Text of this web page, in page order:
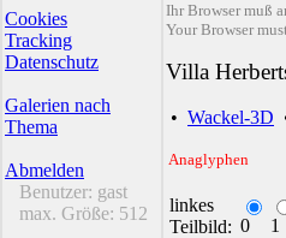
Cookies
Tracking
Datenschutz
Galerien nach
Thema
Abmelden
Benutzer: gast
max. Größe: 512
Ihr Browser muß
Your Browser
Villa
• Wackel-3D
Anaglyphen
linkes
Teilbild: 0 1